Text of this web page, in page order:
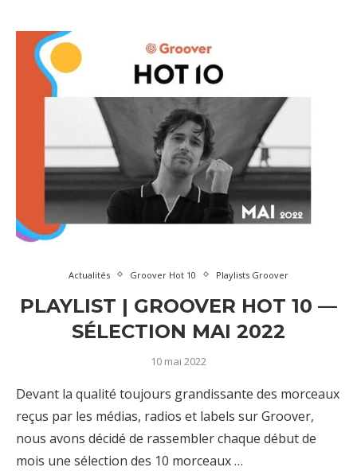
Actualités Groover Hot 10 Playlists Groover
PLAYLIST | GROOVER HOT 10 —
SÉLECTION MAI 2022
10 mai 2022
Devant la qualité toujours grandissante des morceaux
reçus par les médias, radios et labels sur Groover,
nous avons décidé de rassembler chaque début de
mois une sélection des 10 morceaux …